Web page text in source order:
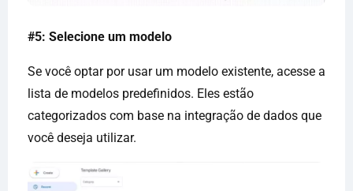
#5: Selecione um modelo
Se você optar por usar um modelo existente, acesse a
lista de modelos predefinidos. Eles estão
categorizados com base na integração de dados que
você deseja utilizar.